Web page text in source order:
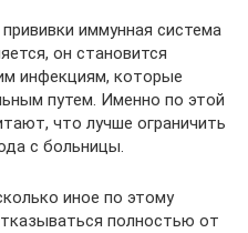
иммунная система
он становится
инфекциям, которые
путем. Именно по этой
что лучше ограничить
с больницы.
иное по этому
полностью от